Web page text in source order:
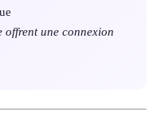
offrent une connexion